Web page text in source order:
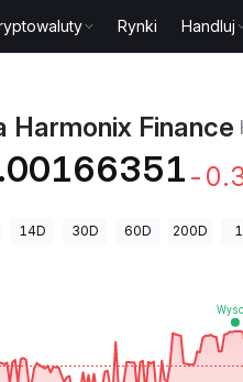
Rynki Handluj
Harmonix Finance
-
14D 30D 60D 200D